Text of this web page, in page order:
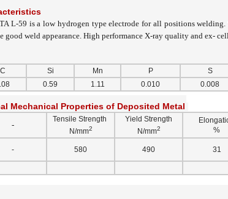
L-59 is a low hydrogen type electrode for all positions welding.
good weld appearance. High performance X-ray quality and ex-
C Si Mn P S
0.59 1.11 0.010 0.008
Mechanical Properties of Deposited Metal
-
Tensile Strength
N/mm2
Yield Strength
N/mm2
%
- 580 490 31